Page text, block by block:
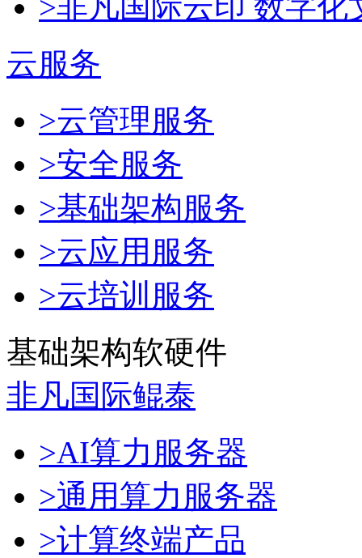
云服务
>云管理服务
>安全服务
>基础架构服务
>云应用服务
>云培训服务
基础架构软硬件
非凡国际鲲泰
>AI算力服务器
>通用算力服务器
>计算终端产品